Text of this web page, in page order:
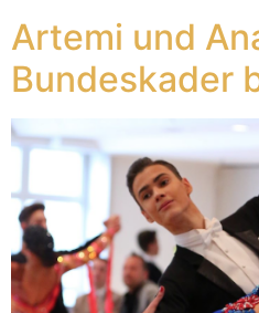
Artemi und
Bundeskader